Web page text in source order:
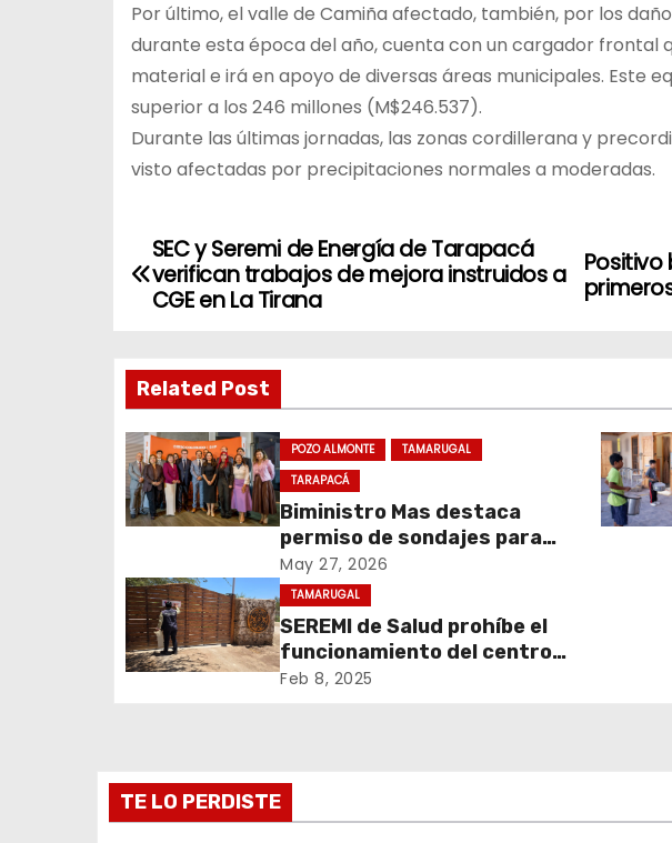
Por último, el valle de Camiña afectado, también, por los
durante esta época del año, cuenta con un cargador frontal
material e irá en apoyo de diversas áreas municipales. Este
superior a los 246 millones (M$246.537).
Durante las últimas jornadas, las zonas cordillerana y
visto afectadas por precipitaciones normales a moderadas.
N
e
g
a
c
i
ó
n
e
e
SEC y Seremi de Energía de Tarapacá
verifican trabajos de mejora instruidos a
CGE en La Tirana
Related Post
POZO ALMONTE
TAMARUGAL
TARAPACÁ
Biministro Mas destaca
permiso de sondajes para
Cerro Colorado
May 27, 2026
TAMARUGAL
SEREMI de Salud prohíbe el
funcionamiento del centro
recreativo Tantakuy
Feb 8, 2025
TE LO PERDISTE